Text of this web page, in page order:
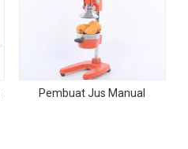
Pembuat Jus Manual